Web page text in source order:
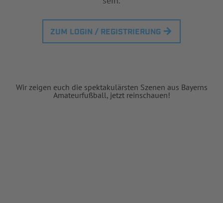
ZUM LOGIN / REGISTRIERUNG
Wir zeigen euch die spektakulärsten Szenen aus Bayerns
Amateurfußball, jetzt reinschauen!